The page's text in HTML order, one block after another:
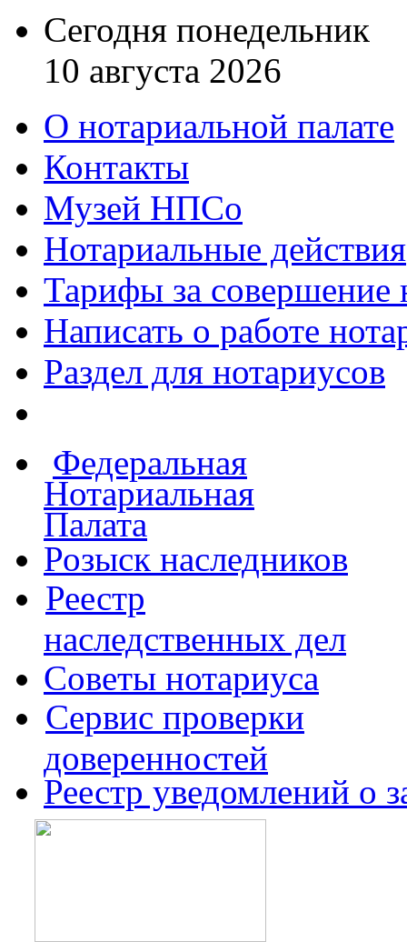
Сегодня понедельник
10 августа 2026
О нотариальной палате
Контакты
Музей НПСо
Нотариальные действия
Тарифы за совершение
Написать о работе
Раздел для нотариусов
Федеральная
Нотариальная
Палата
Розыск наследников
Реестр
наследственных дел
Советы нотариуса
Сервис проверки
доверенностей
Реестр уведомлений о